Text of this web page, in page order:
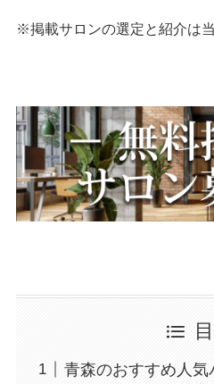
※掲載サロンの選定と紹介は
青森のおすすめ人